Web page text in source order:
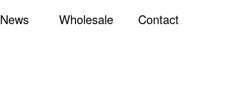
News Wholesale Contact